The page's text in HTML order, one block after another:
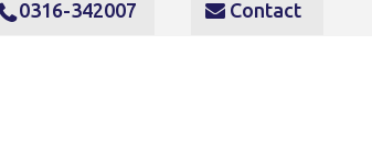
0316-342007 Contact